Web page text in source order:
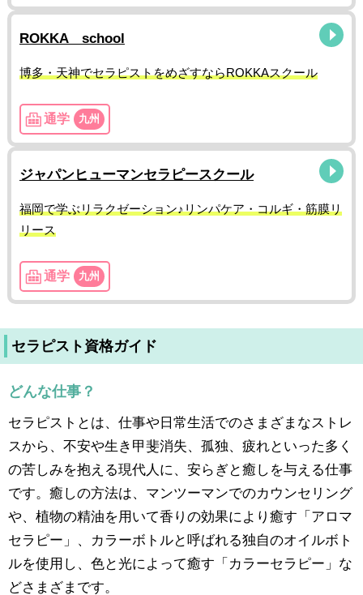
ROKKA school
博多・天神でセラピストをめざすならROKKAスクール
通学 九州
ジャパンヒューマンセラピースクール
福岡で学ぶリラクゼーション♪リンパケア・コルギ・筋膜リ
リース
通学 九州
セラピスト資格ガイド
どんな仕事？
セラピストとは、仕事や日常生活でのさまざまなストレ
スから、不安や生き甲斐消失、孤独、疲れといった多く
の苦しみを抱える現代人に、安らぎと癒しを与える仕事
です。癒しの方法は、マンツーマンでのカウンセリング
や、植物の精油を用いて香りの効果により癒す「アロマ
セラピー」、カラーボトルと呼ばれる独自のオイルボト
ルを使用し、色と光によって癒す「カラーセラピー」な
どさまざまです。